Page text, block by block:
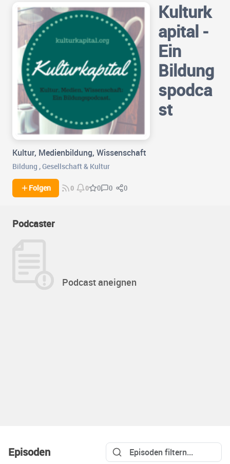
Kulturk
apital -
Ein
Bildung
spodca
st
Kultur, Medienbildung, Wissenschaft
Bildung ,Gesellschaft & Kultur
Folgen 0 0 0 0 0
Podcaster
Podcast aneignen
Episoden